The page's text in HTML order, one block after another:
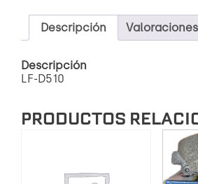
Descripción
Descripción
LF-D510
PRODUCTOS